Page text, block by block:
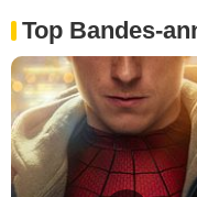
Top Bandes-